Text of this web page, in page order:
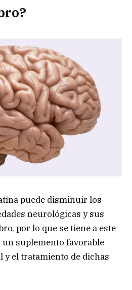
puede disminuir los
neurológicas y sus
por lo que se tiene a este
suplemento favorable
y el tratamiento de dichas